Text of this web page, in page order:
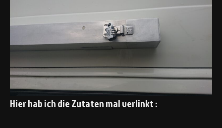
Hier hab ich die Zutaten mal verlinkt :